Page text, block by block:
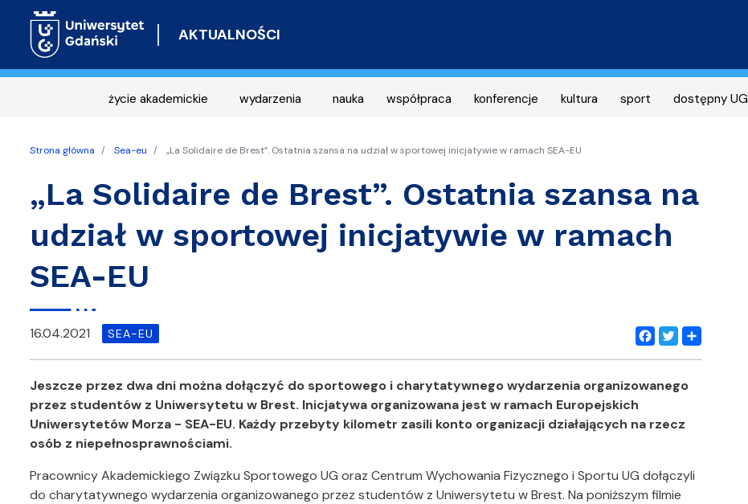
AKTUALNOŚCI
życie akademickie wydarzenia nauka współpraca konferencje kultura sport dostępny UG
Strona główna Sea-eu „La Solidaire de Brest”. Ostatnia szansa na udział w sportowej inicjatywie w ramach SEA-EU
„La Solidaire de Brest”. Ostatnia szansa na
udział w sportowej inicjatywie w ramach
SEA-EU
Facebook
Twitter
Share
16.04.2021 SEA-EU
Jeszcze przez dwa dni można dołączyć do sportowego i charytatywnego wydarzenia organizowanego
przez studentów z Uniwersytetu w Brest. Inicjatywa organizowana jest w ramach Europejskich
Uniwersytetów Morza - SEA-EU. Każdy przebyty kilometr zasili konto organizacji działających na rzecz
osób z niepełnosprawnościami.
Pracownicy Akademickiego Związku Sportowego UG oraz Centrum Wychowania Fizycznego i Sportu UG dołączyli
do charytatywnego wydarzenia organizowanego przez studentów z Uniwersytetu w Brest. Na poniższym filmie